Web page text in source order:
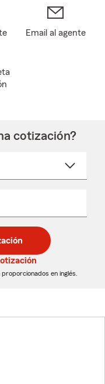
Email al agente
cotización?
en inglés.